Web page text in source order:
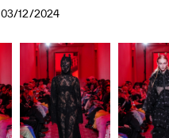
03/12/2024